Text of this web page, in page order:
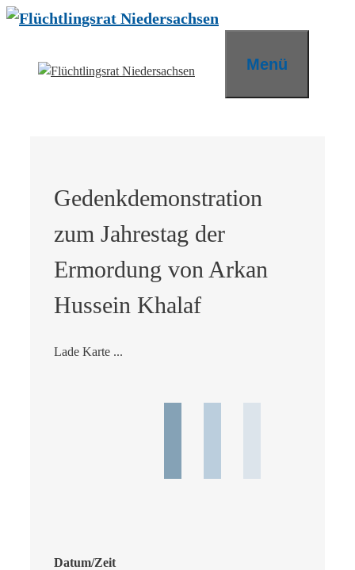
Zum
Menü
Gedenkdemonstration
zum Jahrestag der
Ermordung von Arkan
Hussein Khalaf
Lade Karte ...
Datum/Zeit